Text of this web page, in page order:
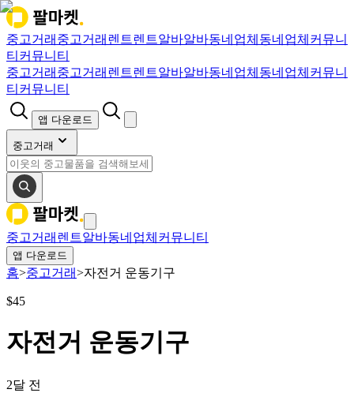
중고거래 중고거래 렌트렌트알바알바동네업체 동네업체 커뮤니
티 커뮤니티
중고거래 중고거래 렌트렌트알바알바동네업체 동네업체 커뮤니
티 커뮤니티
앱 다운로드
중고거래
중고거래 렌트알바동네업체 커뮤니티
앱 다운로드
홈>중고거래>자전거 운동기구
$45
자전거 운동기구
2달 전